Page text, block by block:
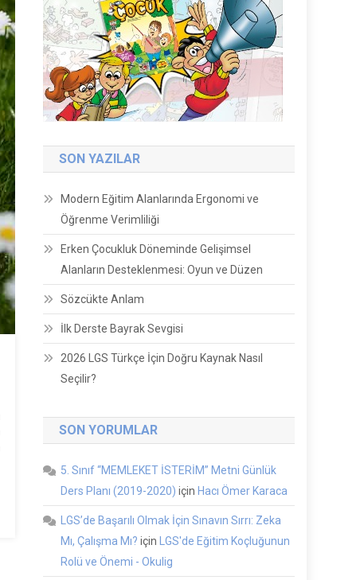
SON YAZILAR
Modern Eğitim Alanlarında Ergonomi ve
Öğrenme Verimliliği
Erken Çocukluk Döneminde Gelişimsel
Alanların Desteklenmesi: Oyun ve Düzen
Sözcükte Anlam
İlk Derste Bayrak Sevgisi
2026 LGS Türkçe İçin Doğru Kaynak Nasıl
Seçilir?
SON YORUMLAR
5. Sınıf “MEMLEKET İSTERİM” Metni Günlük
Ders Planı (2019-2020) için Hacı Ömer Karaca
LGS’de Başarılı Olmak İçin Sınavın Sırrı: Zeka
Mı, Çalışma Mı? için
LGS'de Eğitim Koçluğunun
Rolü ve Önemi - Okulig